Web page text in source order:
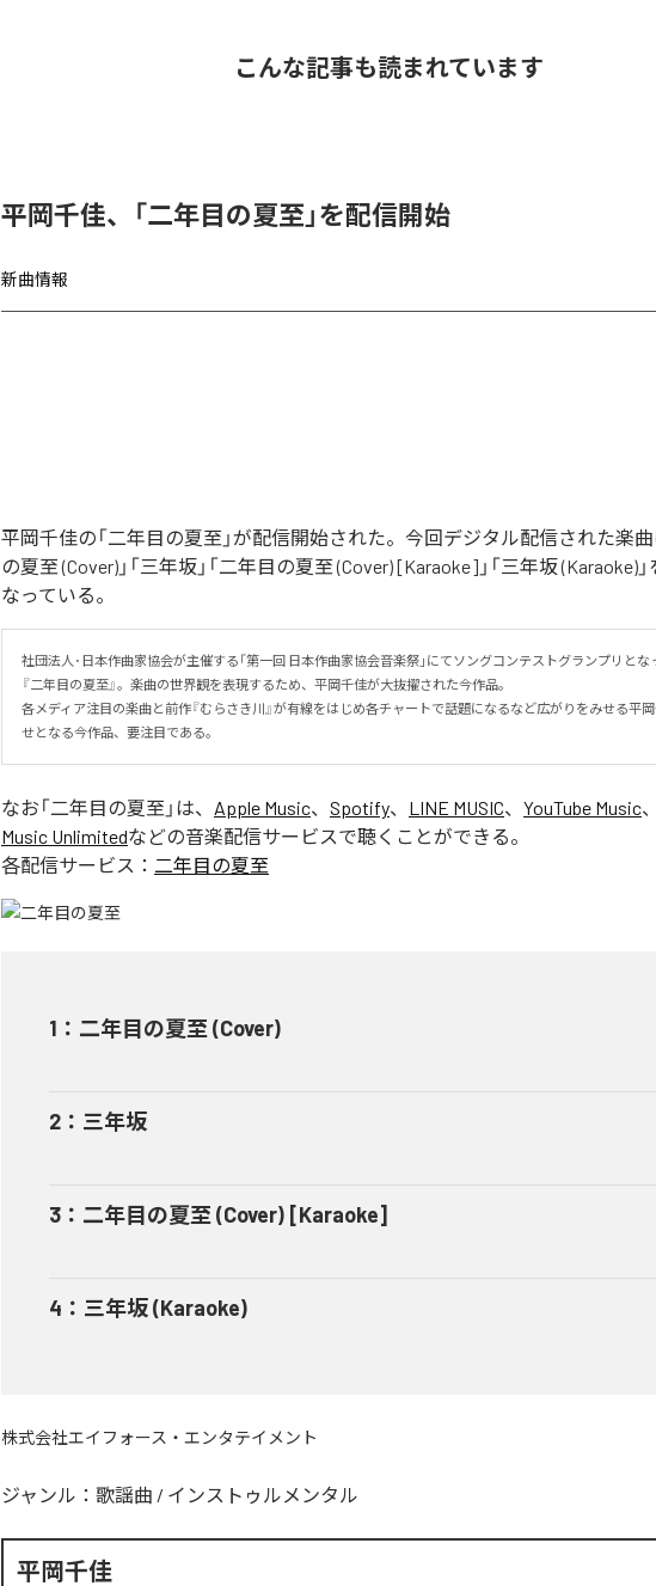
こんな記事も読まれています
平岡千佳、「二年目の夏至」を配信開始
新曲情報
平岡千佳の「二年目の夏至」が配信開始された。今回デジタル配信された楽曲
の夏至 (Cover)」「三年坂」「二年目の夏至 (Cover) [Karaoke]」「三年坂 (Karaoke)
なっている。
社団法人･日本作曲家協会が主催する「第一回 日本作曲家協会音楽祭」にてソングコンテストグランプリと
『二年目の夏至』。楽曲の世界観を表現するため、平岡千佳が大抜擢された今作品。
各メディア注目の楽曲と前作『むらさき川』が有線をはじめ各チャートで話題になるなど広がりをみせる平
せとなる今作品、要注目である。
なお「二年目の夏至 」は、 Apple Music、 Spotify、 LINE MUSIC、 YouTube Music、
Music Unlimitedなどの音楽配信サービスで聴くことができる。
各配信サービス： 二年目の夏至
1 ： 二年目の夏至 (Cover)
2 ： 三年坂
3 ： 二年目の夏至 (Cover) [Karaoke]
4 ： 三年坂 (Karaoke)
株式会社エイフォース・エンタテイメント
ジャンル： 歌謡曲 / インストゥルメンタル
平岡千佳